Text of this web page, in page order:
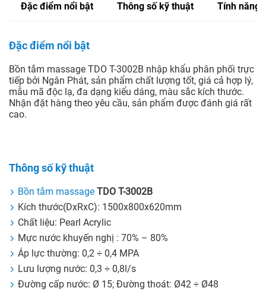
Đặc điểm nổi bật Thông số kỹ thuật Tính năng
Đặc điểm nổi bật
Bồn tắm massage TDO T-3002B nhập khẩu phân phối trực
tiếp bởi Ngân Phát, sản phẩm chất lượng tốt, giá cả hợp lý,
mẫu mã độc lạ, đa dạng kiểu dáng, màu sắc kích thước.
Nhận đặt hàng theo yêu cầu, sản phẩm được đánh giá rất
cao.
Thông số kỹ thuật
Bồn tắm massage TDO T-3002B
Kích thước(DxRxC): 1500x800x620mm
Chất liệu: Pearl Acrylic
Mực nước khuyến nghị : 70% – 80%
Áp lực thường: 0,2 ÷ 0,4 MPA
Lưu lượng nước: 0,3 ÷ 0,8l/s
Đường cấp nước: Ø 15; Đường thoát: Ø42 ÷ Ø48